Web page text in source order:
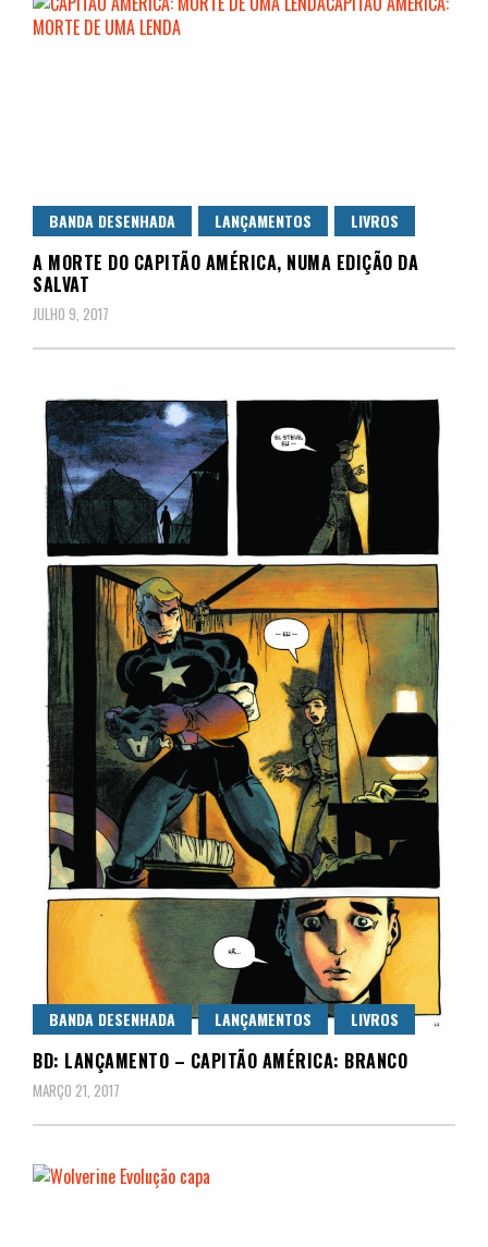
BANDA DESENHADA LANÇAMENTOS LIVROS
A MORTE DO CAPITÃO AMÉRICA, NUMA EDIÇÃO DA
SALVAT
JULHO 9, 2017
BANDA DESENHADA LANÇAMENTOS LIVROS
BD: LANÇAMENTO – CAPITÃO AMÉRICA: BRANCO
MARÇO 21, 2017